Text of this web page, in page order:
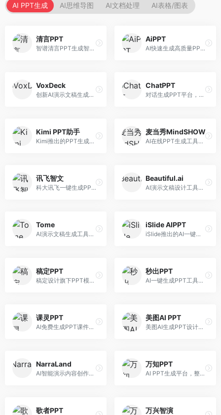
AI PPT生成 AI思维导图 AI文档处理 AI表格/图表
清言PPT
智谱清言PPT生成智能体，基于GLM大模型。面向智谱用户，支持对话生成PPT、内容优化等服务，与智谱生态深度整合。
AiPPT
AI快速生成高质量PPT平台，支持主题定制。面向职场人士和学生，提供一键生成、模板选择、内容优化等服务，PPT制作速度快，设计质量高。
VoxDeck
创新AI演示文稿生成工具，支持语音交互创作。面向职场人士，支持语音输入、PPT生成、内容优化等功能，语音创作体验便捷。
ChatPPT
对话生成PPT平台，支持自然语言交互创作。面向职场人士和教育工作者，通过对话方式完成PPT制作，交互体验友好，创作过程直观。
Kimi PPT助手
Kimi推出的PPT生成智能体，整合长文本处理能力。面向职场人士和学生，支持文档解析、PPT生成、内容优化等服务，与Kimi生态深度整合。
麦当秀MindSHOW
AI在线PPT生成工具，支持思维导图转PPT。面向职场人士，提供思维导图导入、PPT生成、模板选择等服务，思维导图转PPT效率高。
讯飞智文
科大讯飞一键生成PPT和Word工具，整合语音技术。面向职场人士，支持语音输入、文档生成、格式调整等功能，办公效率显著提升。
Beautiful.ai
AI演示文稿设计工具，专注于自动化设计排版。面向职场人士，提供智能排版、模板选择、设计优化等服务，设计美观度高。
Tome
AI演示文稿生成工具，专注于故事化演示创作。面向创业者和营销人员，提供故事叙述、视觉设计、内容生成等服务，演示文稿叙事性强。
iSlide AIPPT
iSlide推出的AI一键设计精美PPT工具。面向PPT设计用户，提供模板库、内容生成、设计优化等服务，与iSlide插件深度整合。
稿定PPT
稿定设计旗下PPT模板资源库，整合AI生成功能。面向设计师和职场人士，提供海量PPT模板、AI内容生成等服务，模板质量高。
秒出PPT
AI一键生成PPT工具，专注于快速演示文稿制作。面向职场人士，支持主题输入、内容生成、模板套用等功能，PPT生成速度快，适合紧急制作场景。
课灵PPT
AI免费生成PPT课件平台，专注于教育场景。面向教师和教育工作者，提供课件生成、教学设计、模板选择等服务，教育适配性强。
美图AI PPT
美图AI生成PPT设计工具，整合图像处理能力。面向设计师和职场人士，提供PPT生成、图片美化、设计优化等服务，视觉设计美观。
NarraLand
AI智能演示内容创作平台，专注于叙事演示。面向内容创作者，提供故事创作、演示生成、动画设计等服务，演示内容生动有趣。
万知PPT
AI PPT生成平台，整合知识库与创作功能。面向职场人士，支持内容检索、PPT生成、设计优化等服务，知识整合能力强。
歌者PPT 万兴智演